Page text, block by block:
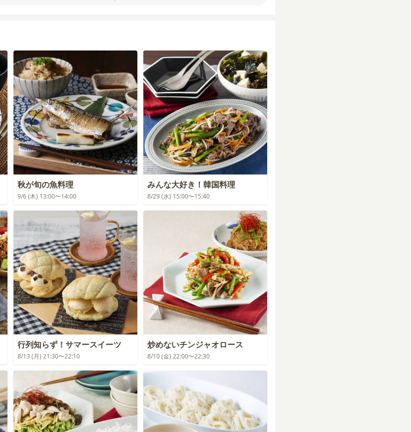
秋が旬の魚料理
9/6 (木) 13:00〜14:00
みんな大好き！韓国料理
8/29 (水) 15:00〜15:40
行列知らず！サマースイーツ
8/13 (月) 21:30〜22:10
炒めないチンジャオロース
8/10 (金) 22:00〜22:30